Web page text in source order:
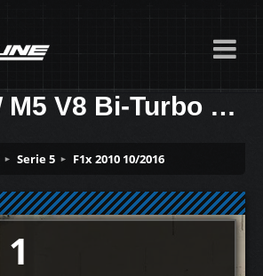
V8 Bi-Turbo 560ch
Serie 5 F1x 2010 10/2016